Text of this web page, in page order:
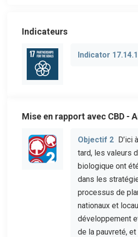
Indicateurs
Indicator 17.14.1
Mise en rapport avec CBD -
Objectif 2 D’ici
tard, les valeurs
biologique ont
dans les
processus de
nationaux et
développement
de la pauvreté,